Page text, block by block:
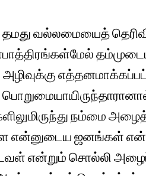
வல்லமையைத்
அழிவுக்கு
நம்மை
என்னுடைய ஜனங்கள்
என்றும் சொல்லி